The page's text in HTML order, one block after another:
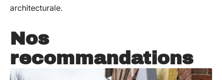
architecturale.
Nos
recommandations